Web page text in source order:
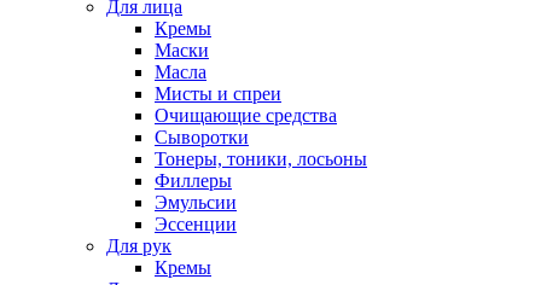
Для лица
Кремы
Маски
Масла
Мисты и спреи
Очищающие средства
Сыворотки
Тонеры, тоники, лосьоны
Филлеры
Эмульсии
Эссенции
Для рук
Кремы